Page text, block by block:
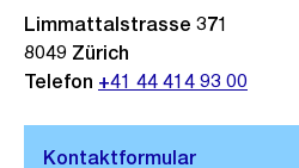
Limmattalstrasse 371
8049 Zürich
Telefon +41 44 414 93 00